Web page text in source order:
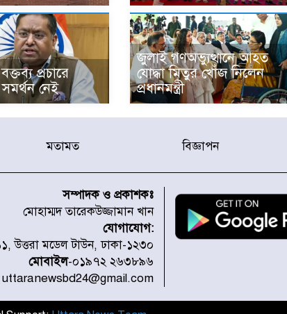
প্রচারে
নেই
জুলাই গণঅভ্যুত্থানে আহত
যোদ্ধা মিতুর খোঁজ নিলেন
প্রধানমন্ত্রী
মতামত বিজ্ঞাপন
সম্পাদক ও প্রকাশকঃ
মোহাম্মদ তারেকউজ্জামান খান
যোগাযোগ:
উত্তরা মডেল টাউন, ঢাকা-১২৩০
মোবাইল-০১৯৭২ ২৬৩৮৯৬